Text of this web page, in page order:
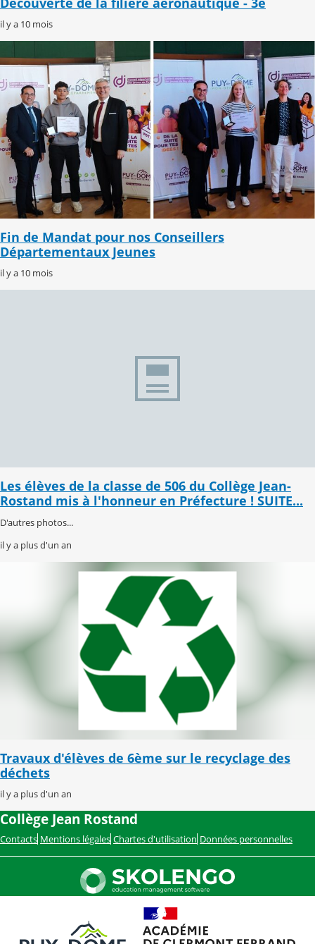
il y a 10 mois
Fin de Mandat pour nos Conseillers
Départementaux Jeunes
il y a 10 mois
Les élèves de la classe de 506 du Collège Jean-
Rostand mis à l'honneur en Préfecture ! SUITE...
D'autres photos...
il y a plus d'un an
Travaux d'élèves de 6ème sur le recyclage des
déchets
il y a plus d'un an
Collège Jean Rostand
Contacts Mentions légales Chartes d'utilisation Données personnelles